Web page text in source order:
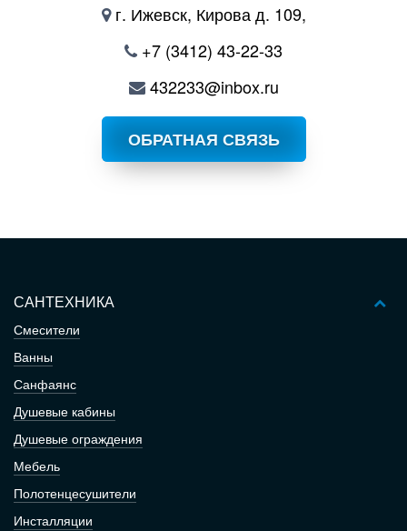
г. Ижевск, Кирова д. 109,
+7 (3412) 43-22-33
432233@inbox.ru
ОБРАТНАЯ СВЯЗЬ
САНТЕХНИКА
Смесители
Ванны
Санфаянс
Душевые кабины
Душевые ограждения
Мебель
Полотенцесушители
Инсталляции